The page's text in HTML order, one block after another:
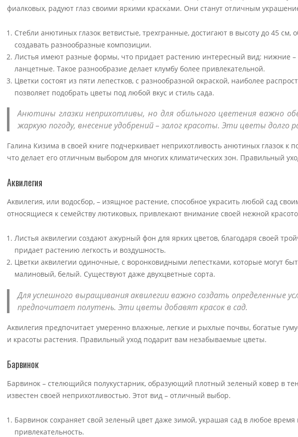
фиалковых, радуют глаз своими яркими красками. Они станут отличным
Стебли анютиных глазок ветвистые, трехгранные, достигают в высоту до 45
создавать разнообразные композиции.
Листья имеют разные формы, что придает растению интересный вид: нижние
ланцетные. Такое разнообразие делает клумбу более привлекательной.
Цветки состоят из пяти лепестков, с разнообразной окраской, наиболее
позволяет подобрать цветы под любой вкус и стиль сада.
Анютины глазки неприхотливы, но для обильного цветения важно
жаркую погоду, внесение удобрений – залог красоты. Эти цветы долго
Галина Кизима в своей книге подчеркивает неприхотливость анютиных глазок к
что делает его отличным выбором для многих климатических зон. Правильный
Аквилегия
Аквилегия, или водосбор, – изящное растение, способное украсить любой сад
относящиеся к семейству лютиковых, привлекают внимание своей нежной
Листья аквилегии создают ажурный фон для ярких цветов, благодаря своей
придает растению легкость и воздушность.
Цветки аквилегии одиночные, с воронковидными лепестками, которые могут
малиновый, белый. Существуют даже двухцветные сорта.
Для успешного выращивания аквилегии важно создать определенные
предпочитает полутень. Эти цветы добавят красок в сад.
Аквилегия предпочитает умеренно влажные, легкие и рыхлые почвы, богатые
и красоты растения. Правильный уход подарит вам незабываемые цветы.
Барвинок
Барвинок – стелющийся полукустарник, образующий плотный зеленый ковер в
известен своей неприхотливостью. Этот вид – отличный выбор.
Барвинок сохраняет свой зеленый цвет даже зимой, украшая сад в любое время
привлекательность.